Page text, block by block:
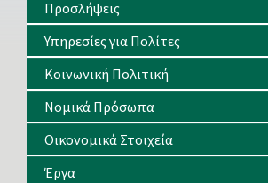
Προσλήψεις
Υπηρεσίες για Πολίτες
Κοινωνική Πολιτική
Νομικά Πρόσωπα
Οικονομικά Στοιχεία
Έργα